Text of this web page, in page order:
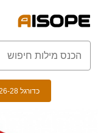
כדורגל Cup 26-28